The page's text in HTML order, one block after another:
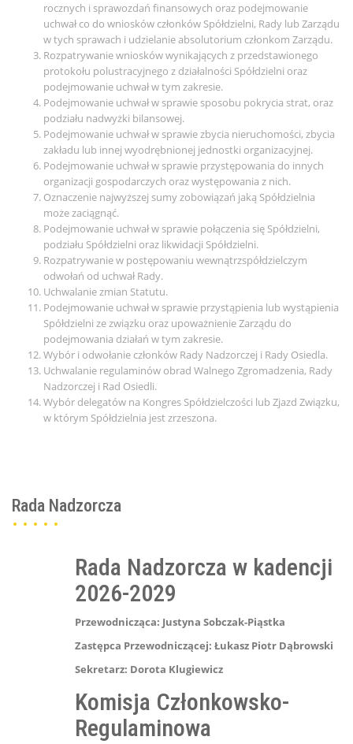
rocznych i sprawozdań finansowych oraz podejmowanie
uchwał co do wniosków członków Spółdzielni, Rady lub Zarządu
w tych sprawach i udzielanie absolutorium członkom Zarządu.
Rozpatrywanie wniosków wynikających z przedstawionego
protokołu polustracyjnego z działalności Spółdzielni oraz
podejmowanie uchwał w tym zakresie.
Podejmowanie uchwał w sprawie sposobu pokrycia strat, oraz
podziału nadwyżki bilansowej.
Podejmowanie uchwał w sprawie zbycia nieruchomości, zbycia
zakładu lub innej wyodrębnionej jednostki organizacyjnej.
Podejmowanie uchwał w sprawie przystępowania do innych
organizacji gospodarczych oraz występowania z nich.
Oznaczenie najwyższej sumy zobowiązań jaką Spółdzielnia
może zaciągnąć.
Podejmowanie uchwał w sprawie połączenia się Spółdzielni,
podziału Spółdzielni oraz likwidacji Spółdzielni.
Rozpatrywanie w postępowaniu wewnątrzspółdzielczym
odwołań od uchwał Rady.
Uchwalanie zmian Statutu.
Podejmowanie uchwał w sprawie przystąpienia lub wystąpienia
Spółdzielni ze związku oraz upoważnienie Zarządu do
podejmowania działań w tym zakresie.
Wybór i odwołanie członków Rady Nadzorczej i Rady Osiedla.
Uchwalanie regulaminów obrad Walnego Zgromadzenia, Rady
Nadzorczej i Rad Osiedli.
Wybór delegatów na Kongres Spółdzielczości lub Zjazd Związku,
w którym Spółdzielnia jest zrzeszona.
Rada Nadzorcza
Rada Nadzorcza w kadencji
2026-2029
Przewodnicząca: Justyna Sobczak-Piąstka
Zastępca Przewodniczącej: Łukasz Piotr Dąbrowski
Sekretarz: Dorota Klugiewicz
Komisja Członkowsko-
Regulaminowa